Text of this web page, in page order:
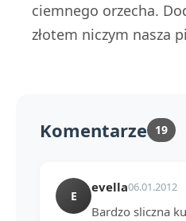
ciemnego orzecha.
złotem niczym nasza
Komentarze 19
E
evella06.01.2012
Bardzo sliczna